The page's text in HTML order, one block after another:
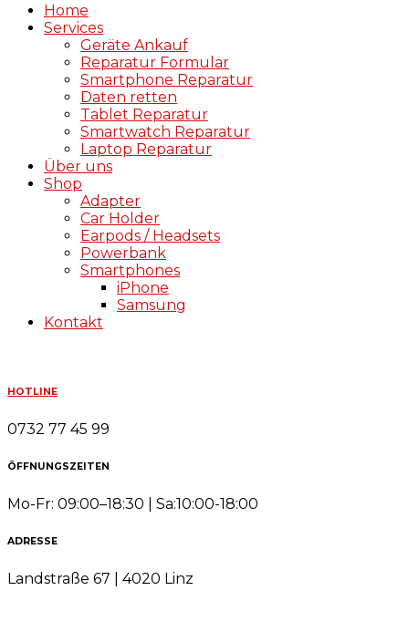
Home
Services
Geräte Ankauf
Reparatur Formular
Smartphone Reparatur
Daten retten
Tablet Reparatur
Smartwatch Reparatur
Laptop Reparatur
Über uns
Shop
Adapter
Car Holder
Earpods / Headsets
Powerbank
Smartphones
iPhone
Samsung
Kontakt
HOTLINE
0732 77 45 99
ÖFFNUNGSZEITEN
Mo-Fr: 09:00–18:30 | Sa:10:00-18:00
ADRESSE
Landstraße 67 | 4020 Linz